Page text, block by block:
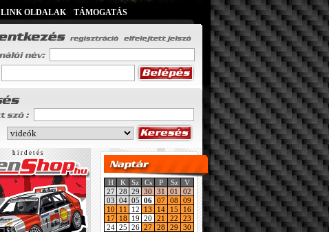
LINK OLDALAK TÁMOGATÁS
h i r d e t é s
H K Sz Cs P Sz
V
27 28 29 30 31 01
02
03 04 05 06 07 08
09
10
11 12 13 14 15
16
17
18 19 20 21 22
23
24 25 26 27 28 29 30